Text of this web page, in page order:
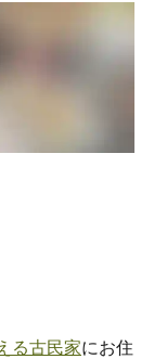
る古民家にお住